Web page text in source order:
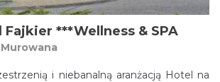
Fajkier ***Wellness & SPA
i niebanalną aranżacją Hotel na